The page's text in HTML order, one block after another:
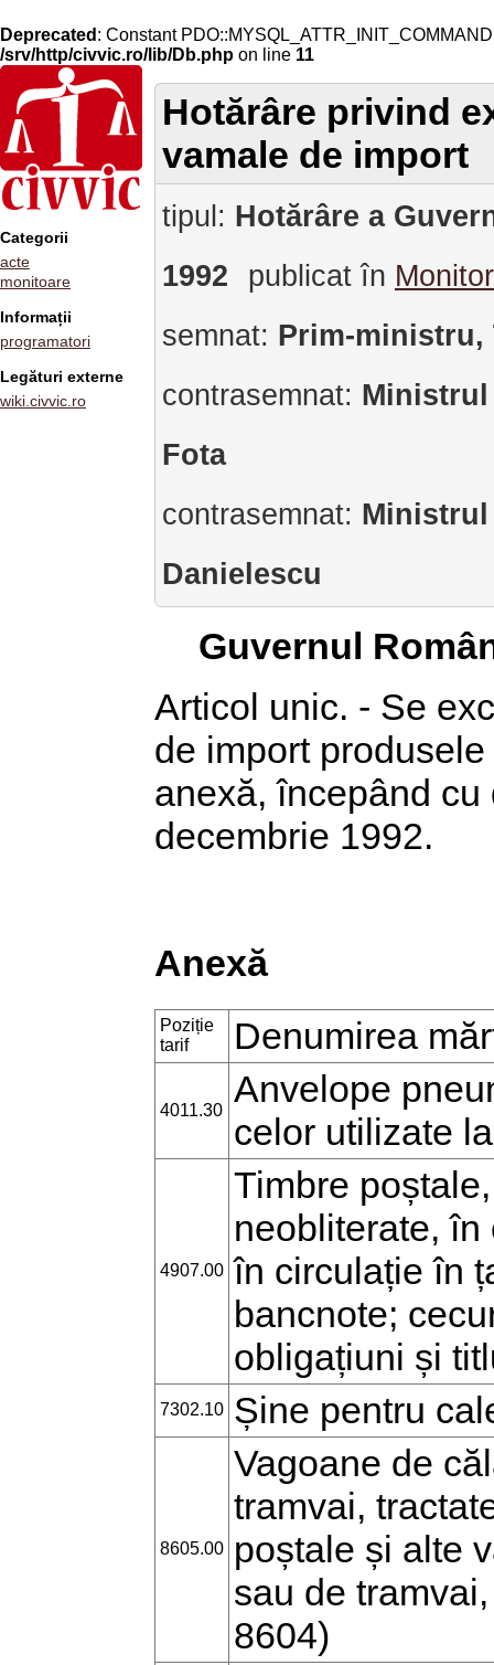
Deprecated : Constant
/srv/http/civvic.ro/lib/Db.php on line 11
Categorii
acte
monitoare
Informații
programatori
Legături externe
wiki.civvic.ro
Hotărâre privind
vamale de import
tipul: Hotărâre a
1992
publicat în
semnat: Prim-ministru,
contrasemnat:
Fota
contrasemnat:
Danielescu
Guvernul
Articol unic. - Se
de import
anexă, începând
decembrie 1992.
Anexă
Poziție
tarif
Denumirea
4011.30
Anvelope
celor utilizate
4907.00
Timbre
neobliterate,
în circulație în
bancnote;
obligațiuni și
7302.10 Șine pentru
8605.00
Vagoane de
tramvai,
poștale și alte
sau de
8604)